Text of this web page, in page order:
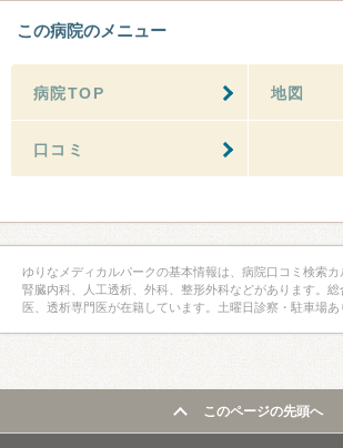
この病院のメニュー
病院TOP 地図
口コミ
ゆりなメディカルパークの基本情報は、病院口コミ検索カ
腎臓内科、人工透析、外科、整形外科などがあります。
医、透析専門医が在籍しています。土曜日診察・駐車場あ
このページの先頭へ